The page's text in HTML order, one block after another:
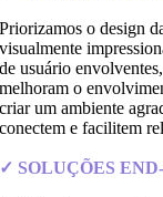
Priorizamos o design
visualmente
de usuário
melhoram o
criar um ambiente
conectem e facilitem
✓ SOLUÇÕES